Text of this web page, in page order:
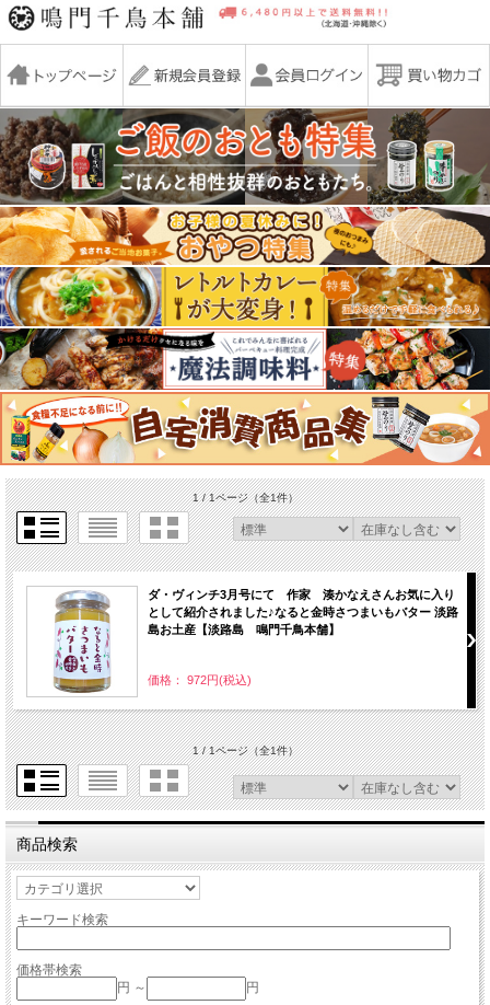
1 / 1ページ（全1件）
ダ・ヴィンチ3月号にて 作家 湊かなえさんお気に入り
として紹介されました♪なると金時さつまいもバター 淡路
島お土産【淡路島 鳴門千鳥本舗】
価格： 972円(税込)
1 / 1ページ（全1件）
商品検索
キーワード検索
価格帯検索
円 ～
円